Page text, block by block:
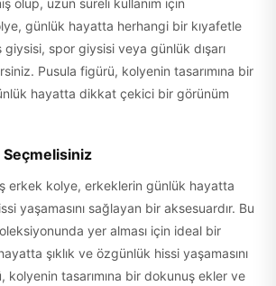
olup, uzun süreli kullanım için
günlük hayatta herhangi bir kıyafetle
spor giysisi veya günlük dışarı
Pusula figürü, kolyenin tasarımına bir
hayatta dikkat çekici bir görünüm
erkek kolye, erkeklerin günlük hayatta
yaşamasını sağlayan bir aksesuardır. Bu
yer alması için ideal bir
şıklık ve özgünlük hissi yaşamasını
kolyenin tasarımına bir dokunuş ekler ve